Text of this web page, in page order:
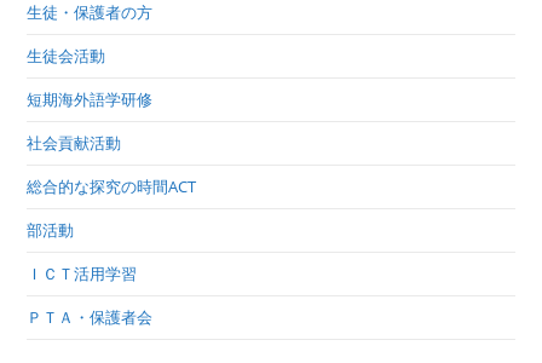
生徒・保護者の方
生徒会活動
短期海外語学研修
社会貢献活動
総合的な探究の時間ACT
部活動
ＩＣＴ活用学習
ＰＴＡ・保護者会